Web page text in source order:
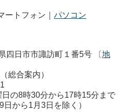
ートフォン｜ パソコン
四日市市諏訪町１番5号 〔地
（総合案内）
の8時30分から17時15分まで
日から1月3日を除く）